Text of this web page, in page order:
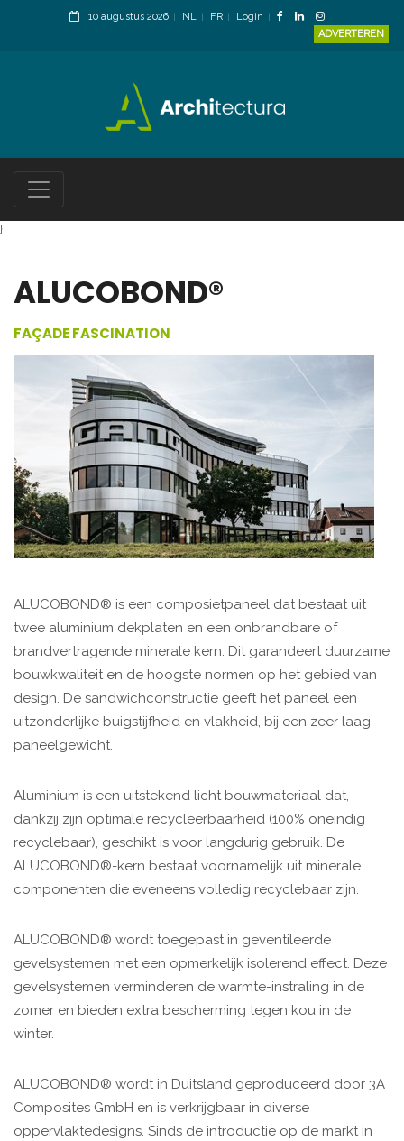
10 augustus 2026 NL FR
Login
ADVERTEREN
}
ALUCOBOND®
FAÇADE FASCINATION
ALUCOBOND® is een composietpaneel dat bestaat uit
twee aluminium dekplaten en een onbrandbare of
brandvertragende minerale kern. Dit garandeert duurzame
bouwkwaliteit en de hoogste normen op het gebied van
design. De sandwichconstructie geeft het paneel een
uitzonderlijke buigstijfheid en vlakheid, bij een zeer laag
paneelgewicht.
Aluminium is een uitstekend licht bouwmateriaal dat,
dankzij zijn optimale recycleerbaarheid (100% oneindig
recyclebaar), geschikt is voor langdurig gebruik. De
ALUCOBOND®-kern bestaat voornamelijk uit minerale
componenten die eveneens volledig recyclebaar zijn.
ALUCOBOND® wordt toegepast in geventileerde
gevelsystemen met een opmerkelijk isolerend effect. Deze
gevelsystemen verminderen de warmte-instraling in de
zomer en bieden extra bescherming tegen kou in de
winter.
ALUCOBOND® wordt in Duitsland geproduceerd door 3A
Composites GmbH en is verkrijgbaar in diverse
oppervlaktedesigns. Sinds de introductie op de markt in